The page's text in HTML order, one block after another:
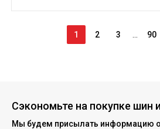
1 2 3 90
Сэкономьте на покупке шин
Мы будем присылать информацию